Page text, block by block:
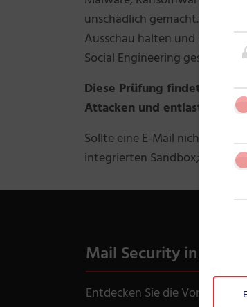
unschädlich gemacht. Dabei
Ausschau halten und sich
Social Engineering geschützt.
Diese Prüfung findet
Attacken und entlastet den
Sollte eine E-Mail nicht
integrierten Sandbox; einer
Mail Security in unter
Entdecken Sie die Vorteile